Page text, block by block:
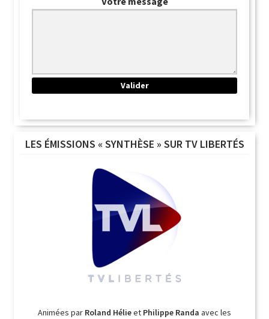
LES ÉMISSIONS « SYNTHÈSE » SUR TV LIBERTÉS
Animées par Roland Hélieet Philippe Randa avec les